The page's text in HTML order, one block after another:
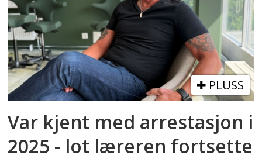
PLUSS
Var kjent med arrestasjon i
2025 - lot læreren fortsette